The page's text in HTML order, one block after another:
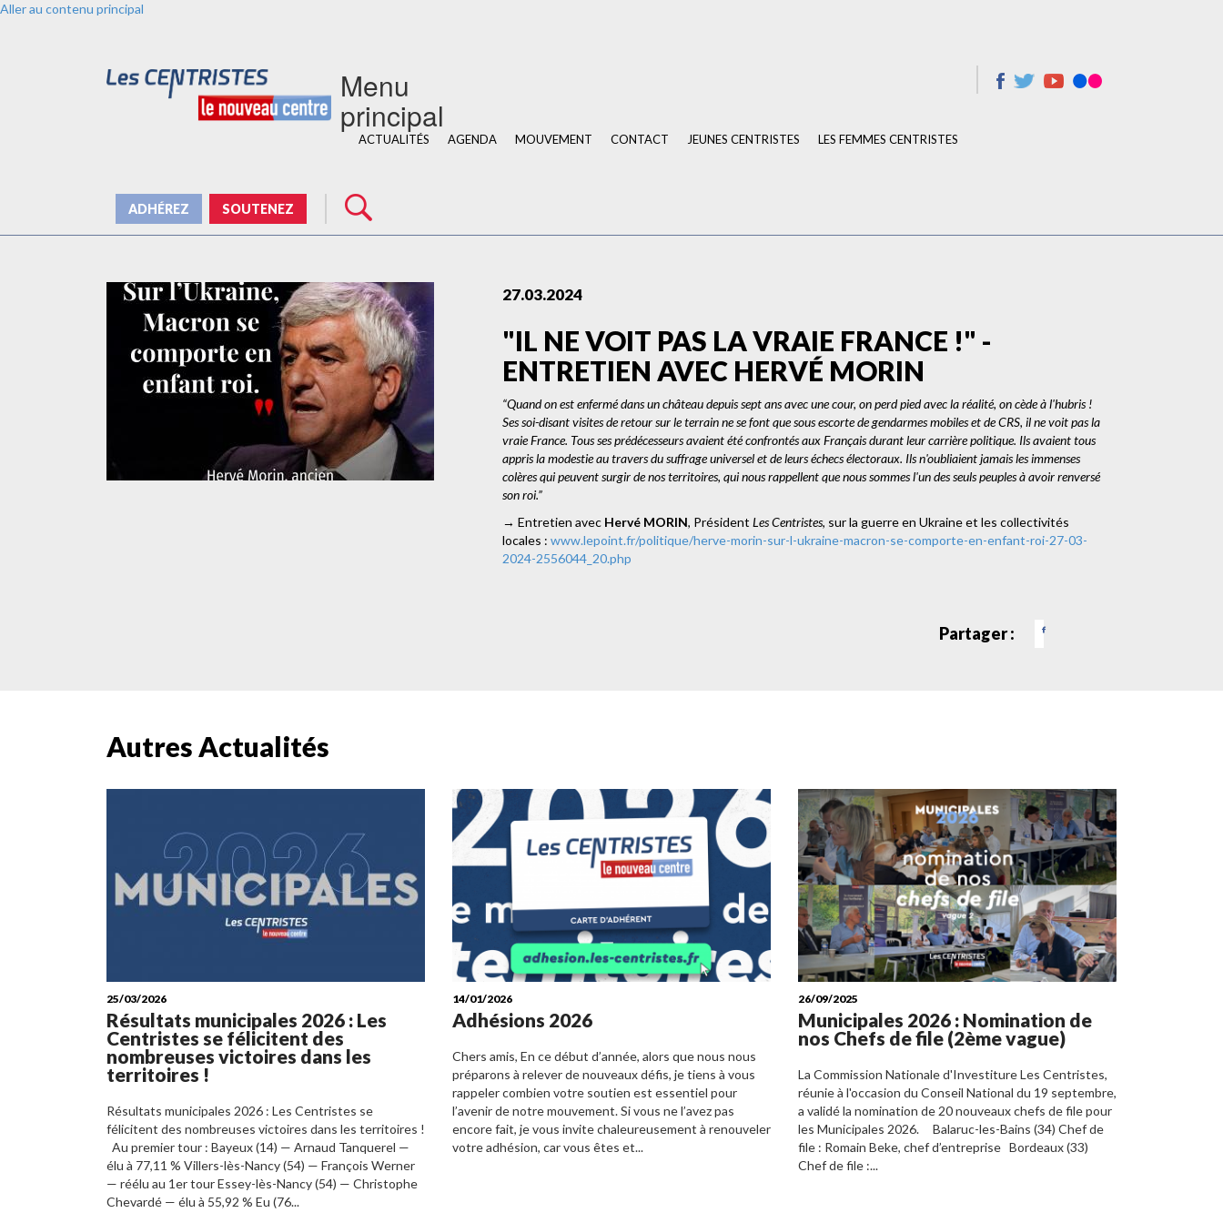
Aller au contenu principal
Menu
principal
ACTUALITÉS AGENDA MOUVEMENT CONTACT JEUNES CENTRISTES LES FEMMES CENTRISTES
ADHÉREZ SOUTENEZ
27.03.2024
"IL NE VOIT PAS LA VRAIE FRANCE !" -
ENTRETIEN AVEC HERVÉ MORIN
“Quand on est enfermé dans un château depuis sept ans avec une cour, on perd pied avec la réalité, on cède à l'hubris !
Ses soi-disant visites de retour sur le terrain ne se font que sous escorte de gendarmes mobiles et de CRS, il ne voit pas la
vraie France. Tous ses prédécesseurs avaient été confrontés aux Français durant leur carrière politique. Ils avaient tous
appris la modestie au travers du suffrage universel et de leurs échecs électoraux. Ils n'oubliaient jamais les immenses
colères qui peuvent surgir de nos territoires, qui nous rappellent que nous sommes l'un des seuls peuples à avoir renversé
son roi.”
→ Entretien avec Hervé MORIN, Président Les Centristes, sur la guerre en Ukraine et les collectivités
locales : www.lepoint.fr/politique/herve-morin-sur-l-ukraine-macron-se-comporte-en-enfant-roi-27-03-
2024-2556044_20.php
Partager :
Autres Actualités
25/03/2026
Résultats municipales 2026 : Les
Centristes se félicitent des
nombreuses victoires dans les
territoires !
Résultats municipales 2026 : Les Centristes se
félicitent des nombreuses victoires dans les territoires !
Au premier tour : Bayeux (14) — Arnaud Tanquerel —
élu à 77,11 % Villers-lès-Nancy (54) — François Werner
— réélu au 1er tour Essey-lès-Nancy (54) — Christophe
Chevardé — élu à 55,92 % Eu (76...
14/01/2026
Adhésions 2026
Chers amis, En ce début d’année, alors que nous nous
préparons à relever de nouveaux défis, je tiens à vous
rappeler combien votre soutien est essentiel pour
l’avenir de notre mouvement. Si vous ne l’avez pas
encore fait, je vous invite chaleureusement à renouveler
votre adhésion, car vous êtes et...
26/09/2025
Municipales 2026 : Nomination de
nos Chefs de file (2ème vague)
La Commission Nationale d'Investiture Les Centristes,
réunie à l'occasion du Conseil National du 19 septembre,
a validé la nomination de 20 nouveaux chefs de file pour
les Municipales 2026. Balaruc-les-Bains (34) Chef de
file : Romain Beke, chef d’entreprise Bordeaux (33)
Chef de file :...